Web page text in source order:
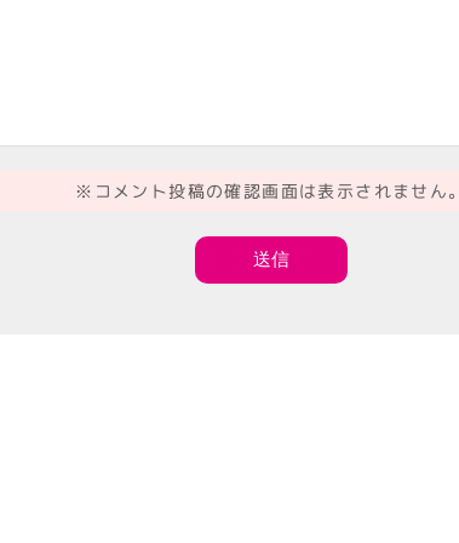
※コメント投稿の確認画面は表示されません。